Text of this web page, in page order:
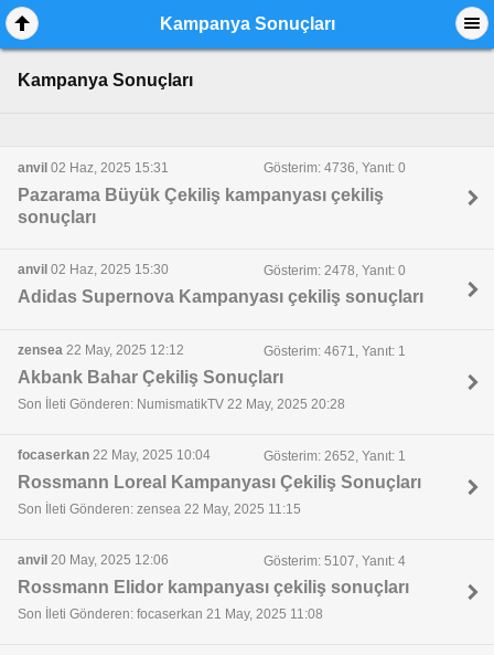
Kampanya Sonuçları
Kampanya Sonuçları
anvil 02 Haz, 2025 15:31 Gösterim: 4736, Yanıt: 0
Pazarama Büyük Çekiliş kampanyası çekiliş
sonuçları
anvil 02 Haz, 2025 15:30 Gösterim: 2478, Yanıt: 0
Adidas Supernova Kampanyası çekiliş sonuçları
zensea 22 May, 2025 12:12 Gösterim: 4671, Yanıt: 1
Akbank Bahar Çekiliş Sonuçları
Son İleti Gönderen: NumismatikTV 22 May, 2025 20:28
focaserkan 22 May, 2025 10:04 Gösterim: 2652, Yanıt: 1
Rossmann Loreal Kampanyası Çekiliş Sonuçları
Son İleti Gönderen: zensea 22 May, 2025 11:15
anvil 20 May, 2025 12:06 Gösterim: 5107, Yanıt: 4
Rossmann Elidor kampanyası çekiliş sonuçları
Son İleti Gönderen: focaserkan 21 May, 2025 11:08